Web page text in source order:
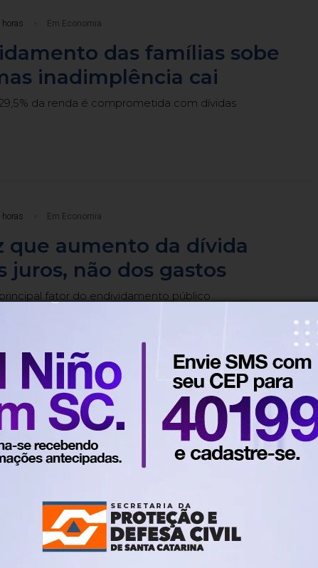
horas Em Economia
das famílias sobe
inadimplência cai
da renda é comprometida com dívidas
horas Em Economia
que aumento da dívida
juros, não dos gastos
fator do endividamento público
horas Em Economia
Copom baixa taxa Selic
ano
da taxa básica de juros da economia